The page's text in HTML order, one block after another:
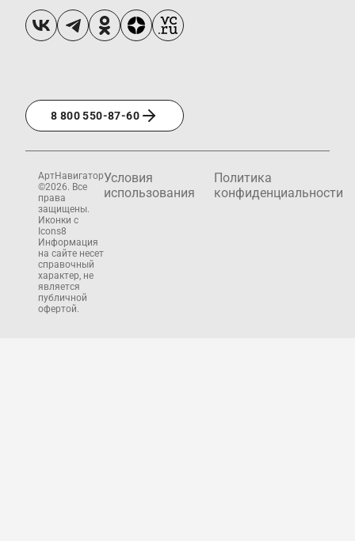
8 800 550-87-60
АртНавигатор
©2026. Все
права
защищены.
Иконки с
Icons8
Информация
на сайте несет
справочный
характер, не
является
публичной
офертой.
Условия
использования
Политика
конфиденциальности